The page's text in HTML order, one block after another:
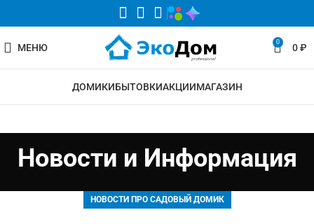
МЕНЮ 0 0₽
ДОМИКИБЫТОВКИАКЦИИМАГАЗИН
Новости и Информация
НОВОСТИ ПРО САДОВЫЙ ДОМИК